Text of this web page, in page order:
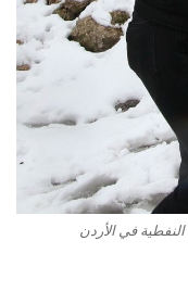
في الأردن